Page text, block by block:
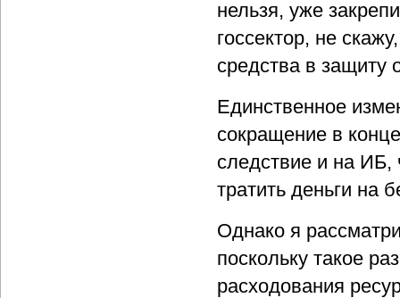
нельзя, уже
госсектор, не
средства в защиту
Единственное
сокращение в
следствие и на ИБ,
тратить деньги на
Однако я
поскольку такое
расходования